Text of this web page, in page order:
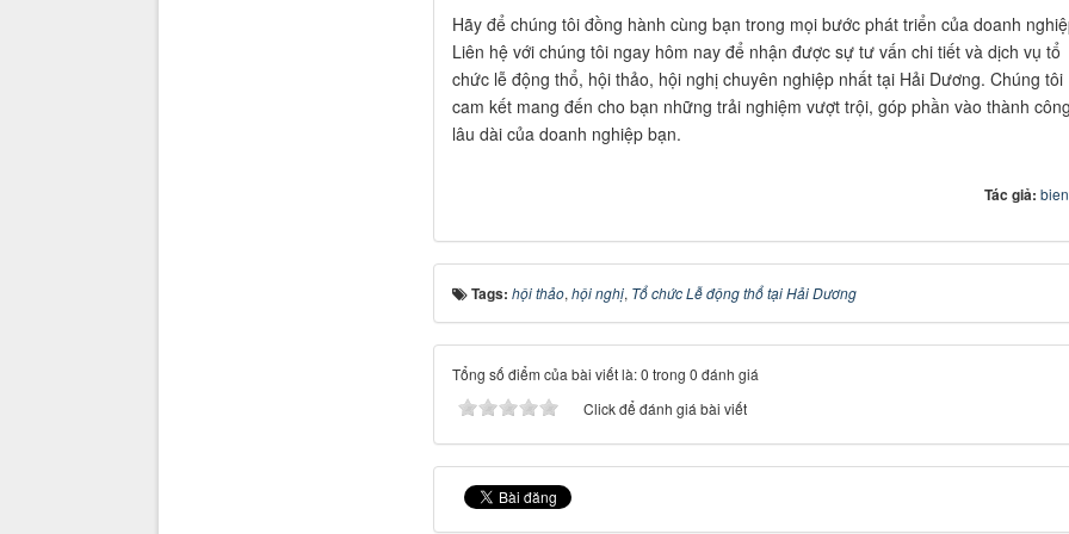
Hãy để chúng tôi đồng hành cùng bạn trong mọi bước phát triển của doanh
Liên hệ với chúng tôi ngay hôm nay để nhận được sự tư vấn chi tiết và dịch vụ tổ
chức lễ động thổ, hội thảo, hội nghị chuyên nghiệp nhất tại Hải Dương. Chúng tôi
cam kết mang đến cho bạn những trải nghiệm vượt trội, góp phần vào thành công
lâu dài của doanh nghiệp bạn.
Tác giả:
Tags: hội thảo, hội nghị, Tổ chức Lễ động thổ tại Hải Dương
Tổng số điểm của bài viết là: 0 trong 0 đánh giá
Click để đánh giá bài viết